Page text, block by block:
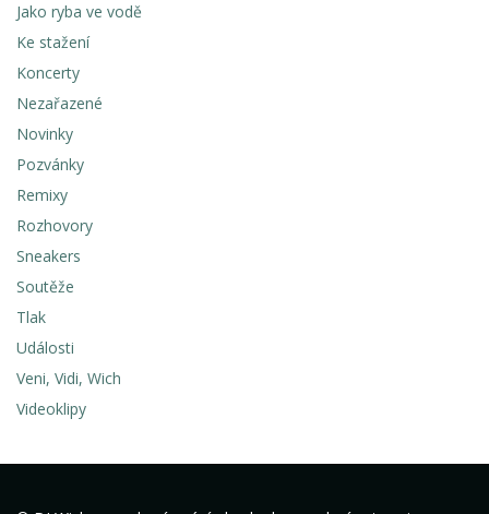
Jako ryba ve vodě
Ke stažení
Koncerty
Nezařazené
Novinky
Pozvánky
Remixy
Rozhovory
Sneakers
Soutěže
Tlak
Události
Veni, Vidi, Wich
Videoklipy